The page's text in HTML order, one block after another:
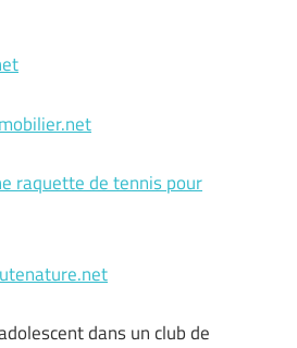
raquette de tennis pour
dans un club de